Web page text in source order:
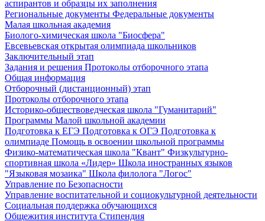
аспирантов и образцы их заполнения
Региональные документы Федеральные документы
Малая школьная академия
Биолого-химическая школа "Биосфера"
Евсевьевская открытая олимпиада школьников
Заключительный этап
Задания и решения Протоколы отборочного этапа
Общая информация
Отборочный (дистанционный) этап
Протоколы отборочного этапа
Историко-обществоведческая школа "Гуманитарий"
Программы Малой школьной академии
Подготовка к ЕГЭ Подготовка к ОГЭ Подготовка к
олимпиаде Помощь в освоении школьной программы
Физико-математическая школа "Квант" Физкультурно-
спортивная школа «Лидер» Школа иностранных языков
"Языковая мозаика" Школа филолога "Логос"
Управление по Безопасности
Управление воспитательной и социокультурной деятельности
Социальная поддержка обучающихся
Общежития института Стипендия